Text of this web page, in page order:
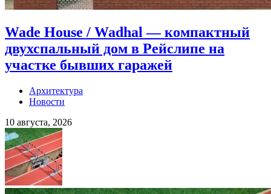
Wade House / Wadhal — компактный
двухспальный дом в Рейслипе на
участке бывших гаражей
Архитектура
Новости
10 августа, 2026